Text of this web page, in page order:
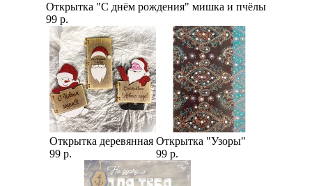
Открытка "С днём рождения" мишка и пчёлы
99 р.
Открытка деревянная
99 р.
Открытка "Узоры"
99 р.